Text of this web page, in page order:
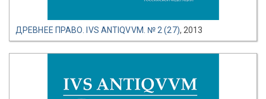
ДРЕВНЕЕ ПРАВО. IVS ANTIQVVM. № 2 (27), 2013